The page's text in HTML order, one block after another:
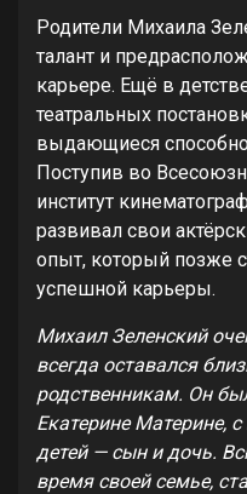
Родители Михаила
талант и
карьере. Ещё в
театральных
выдающиеся
Поступив во
институт
развивал свои
опыт, который позже
успешной карьеры.
Михаил Зеленский
всегда оставался
родственникам. Он
Екатерине Материне,
детей — сын и дочь.
время своей семье,